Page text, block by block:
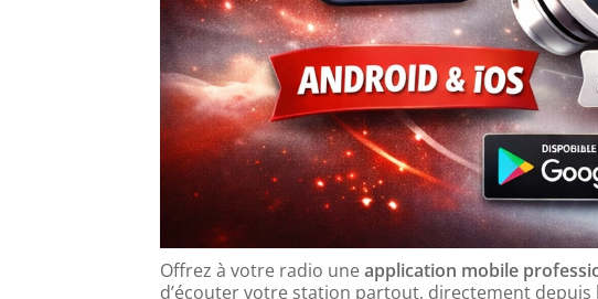
Offrez à votre radio uneapplication mobile
d’écouter votre station partout, directement